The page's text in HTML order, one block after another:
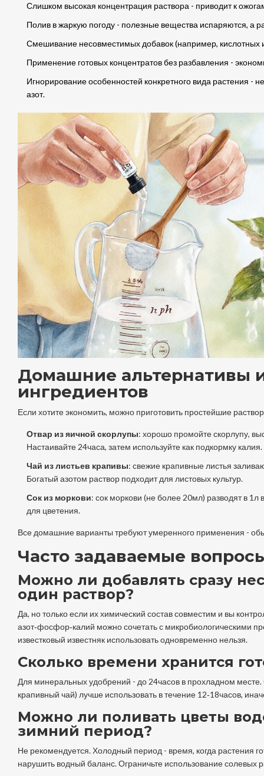
Слишком высокая концентрация раствора - приводит к
Полив в жаркую погоду - полезные вещества испаряются, а
Смешивание несовместимых добавок (например, кислотных
Применение готовых концентратов без разбавления -
Игнорирование особенностей конкретного вида растения -
азот.
Домашние альтернативы
ингредиентов
Если хотите экономить, можно приготовить простейшие
Отвар из яичной скорлупы: хорошо промойте скорлупу,
Настаивайте 24часа, затем используйте как подкормку калия.
Чай из листьев крапивы: свежие крапивные листья
Богатый азотом раствор подходит для листовых культур.
Сок из моркови: сок моркови (не более 20мл) разводят в
для цветения.
Все домашние варианты требуют умеренного применения -
Часто задаваемые
Можно ли добавлять сразу
один раствор?
Да, но только если их химический состав совместим и вы
азот‑фосфор‑калий можно сочетать с микробиологическими
известковый известняк использовать одновременно нельзя.
Сколько времени хранится
Для минеральных удобрений - до 24часов в прохладном
крапивный чай) лучше использовать в течение 12‑18часов,
Можно ли поливать цветы
зимний период?
Не рекомендуется. Холодный период - время, когда растения
нарушить водный баланс. Ограничьте использование солевых